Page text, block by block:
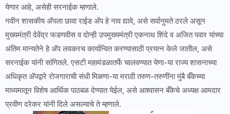
येणार आहे, असेही सरनाईक म्हणाले.
नवीन शासकीय अ‍ॅपला छावा राईड अ‍ॅप हे नाव द्यावे, असे सर्वानुमते ठरले असून
मुख्यमंत्री देवेंद्र फडणवीस व दोन्ही उपमुख्यमंत्री एकनाथ शिंदे व अजित पवार यांच्या
अंतिम मान्यतेने हे अ‍ॅप लवकरच कार्यान्वित करण्यासाठी प्रयत्न केले जातील, असे
सरनाईक यांनी सांगितले. एसटी महामंडळातर्फे चालवण्यात येणा-या राज्य शासनाच्या
अधिकृत अ‍ॅपद्वारे रोजगाराची संधी मिळणा-या मराठी तरुण-तरुणींना मुंबै बँकेच्या
माध्यमातून विशेष आर्थिक पाठबळ देण्यात येईल, असे आश्वासन बँकेचे अध्यक्ष आमदार
प्रवीण दरेकर यांनी दिले असल्याचे ते म्हणाले.